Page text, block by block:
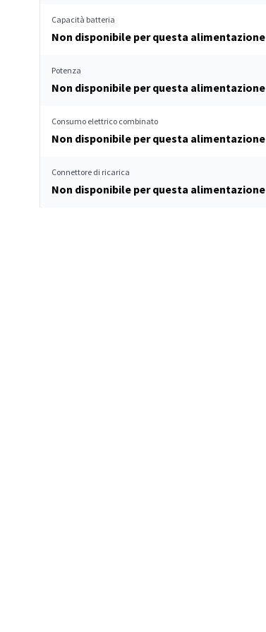
Capacità batteria
Non disponibile per questa alimentazione
Potenza
Non disponibile per questa alimentazione
Consumo elettrico combinato
Non disponibile per questa alimentazione
Connettore di ricarica
Non disponibile per questa alimentazione